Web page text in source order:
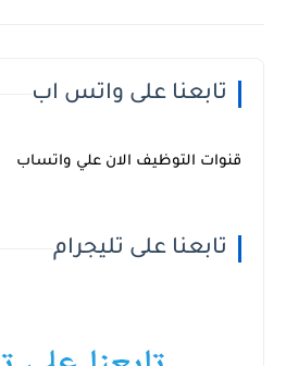
تابعنا على واتس اب
قنوات التوظيف الان علي واتساب
تابعنا على تليجرام